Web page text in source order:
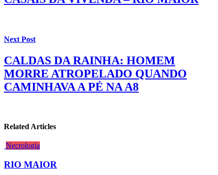
Next Post
CALDAS DA RAINHA: HOMEM
MORRE ATROPELADO QUANDO
CAMINHAVA A PÉ NA A8
Related Articles
Necrologia
RIO MAIOR